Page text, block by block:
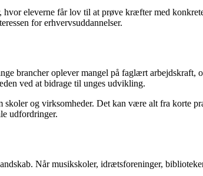
eleverne får lov til at prøve kræfter med
for erhvervsuddannelser.
brancher oplever mangel på faglært arbejdskraft,
ved at bidrage til unges udvikling.
og virksomheder. Det kan være alt fra korte
udfordringer.
Når musikskoler, idrætsforeninger,